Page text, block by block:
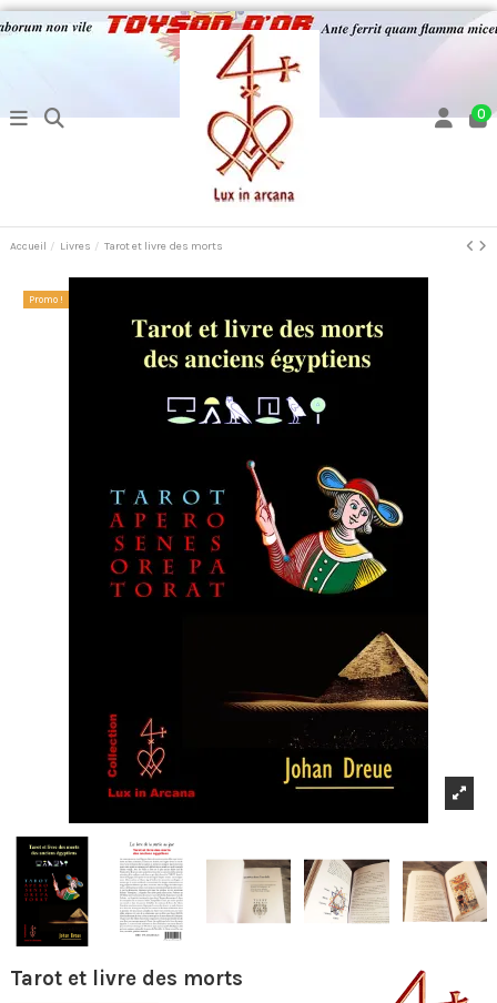
0
Accueil Livres Tarot et livre des morts
Promo !
Tarot et livre des morts